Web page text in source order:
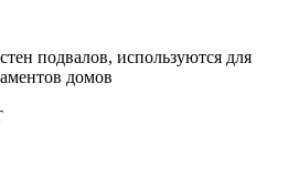
подвалов, используются для
домов